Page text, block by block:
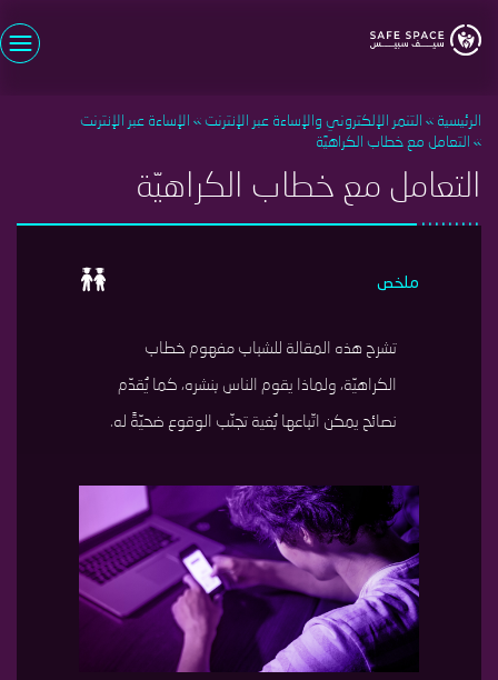
إلى
المحتوى
كلمة السر
تسجيل الدخول
الرئيسية التنمر الإلكتروني والإساءة عبر الإنترنت
الإساءة عبر الإنترنت
التعامل مع خطاب الكراهيّة
التعامل مع خطاب الكراهيّة
ملخص
تشرح هذه المقالة للشباب مفهوم خطاب
الكراهيّة، ولماذا يقوم الناس بنشره، كما يُقدّم
نصائح يمكن اتّباعها بُغية تجنّب الوقوع ضحيّةً له.